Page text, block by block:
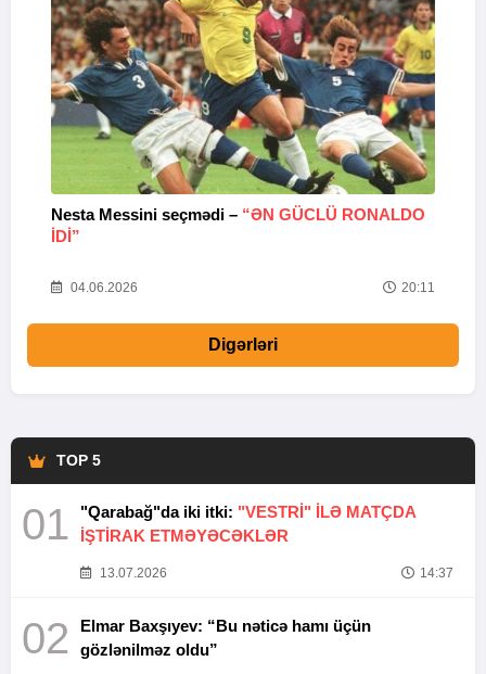
Nesta Messini seçmədi – “ƏN GÜCLÜ RONALDO
IDI”
04.06.2026 20:11
Digərləri
TOP 5
01 "Qarabağ"da iki itki: "VESTRİ" İLƏ MATÇDA
İŞTİRAK ETMƏYƏCƏKLƏR
13.07.2026 14:37
02
Elmar Baxşıyev: “Bu nəticə hamı üçün
gözlənilməz oldu”